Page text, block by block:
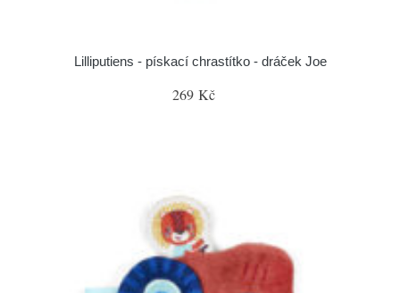
Lilliputiens - pískací chrastítko - dráček Joe
269 Kč